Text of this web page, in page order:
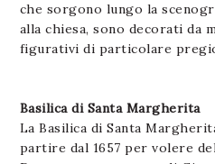
che sorgono lungo la
alla chiesa, sono decorati da
figurativi di particolare
Basilica di Santa Margherita
La Basilica di Santa
partire dal 1657 per volere